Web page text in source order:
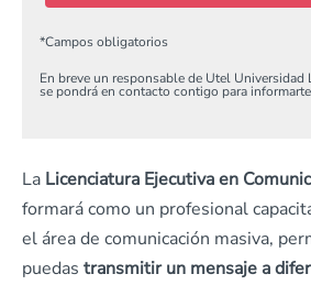
*Campos obligatorios
En breve un responsable de Utel Universidad
se pondrá en contacto contigo para informarte
La Licenciatura Ejecutiva en
formará como un profesional
el área de comunicación masiva,
puedas transmitir un mensaje a